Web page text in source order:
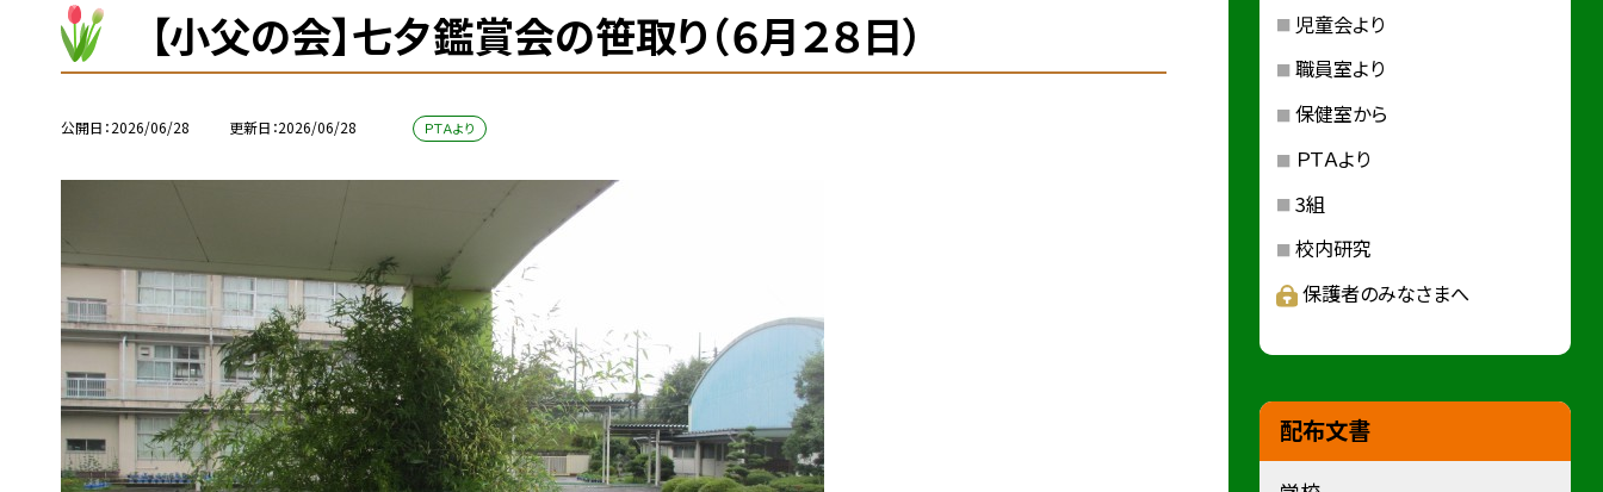
【小父の会】七夕鑑賞会の笹取り（６月２８日）
公開日 2026/06/28 更新日 2026/06/28 ＰＴＡより
児童会より
職員室より
保健室から
ＰＴＡより
3組
校内研究
保護者のみなさまへ
配布文書